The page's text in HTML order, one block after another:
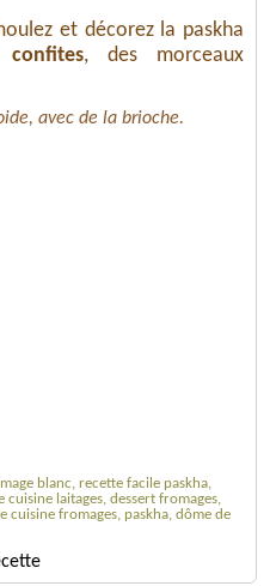
et décorez la paskha
confites, des morceaux
avec de la brioche.
blanc, recette facile paskha,
laitages, dessert fromages,
cuisine fromages, paskha, dôme de